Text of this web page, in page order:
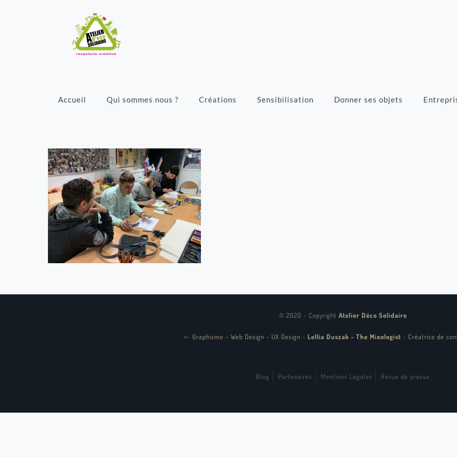
Accueil Qui sommes nous ? Créations Sensibilisation Donner ses objets
© 2020 - Copyright Atelier Déco Solidaire
<- Graphisme - Web Design - UX Design - Lellia Duszak - The Mixologist - Créatrice de
Blog Partenaires Mentions Légales Revue de presse